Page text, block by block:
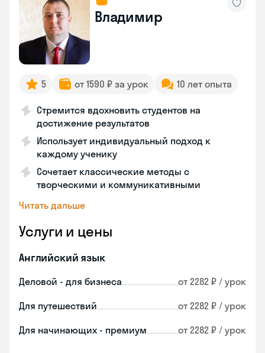
Владимир
5 от 1590 ₽ за урок 10 лет опыта
Стремится вдохновить студентов на
достижение результатов
Использует индивидуальный подход к
каждому ученику
Сочетает классические методы с
творческими и коммуникативными
Читать дальше
Услуги и цены
Английский язык
Деловой - для бизнеса от 2282 ₽ / урок
Для путешествий от 2282 ₽ / урок
Для начинающих - премиум от 2282 ₽ / урок